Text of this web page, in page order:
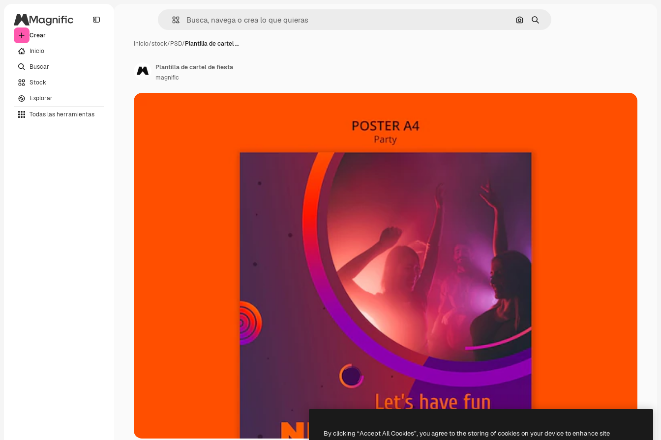
Crear
Inicio
Buscar
Stock
Explorar
Todas las herramientas
Buscar por imagen
Buscar
Inicio/stock/PSD/Plantilla de cartel …
Plantilla de cartel de fiesta
magnific
By clicking “Accept All Cookies”, you agree to the storing of cookies on your device to enhance site